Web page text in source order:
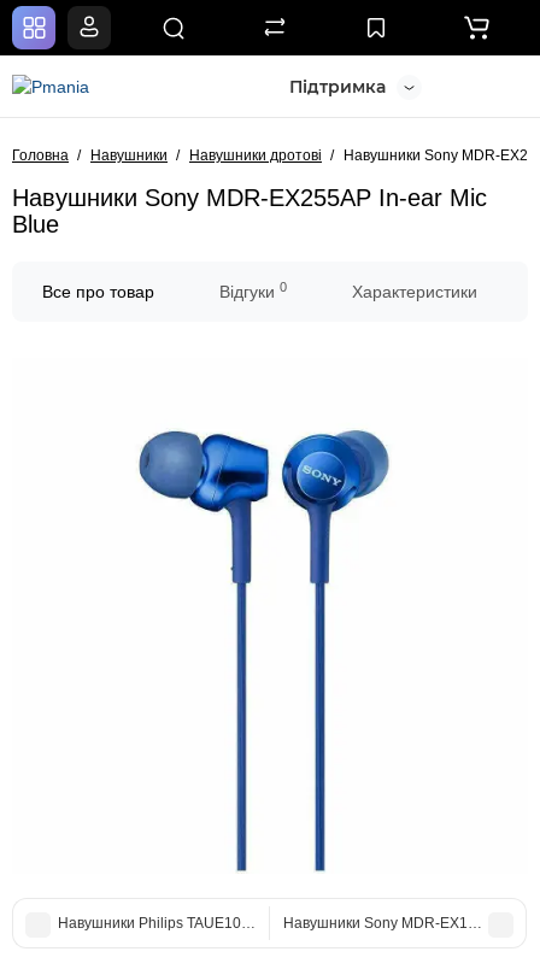
Підтримка
Головна Навушники Навушники дротові Навушники Sony MDR-
Навушники Sony MDR-EX255AP In-ear Mic
Blue
Все про товар Відгуки 0 Характеристики
Навушники Philips TAUE100 In-ear BlackНавушники Sony MDR-EX15LP In-ear